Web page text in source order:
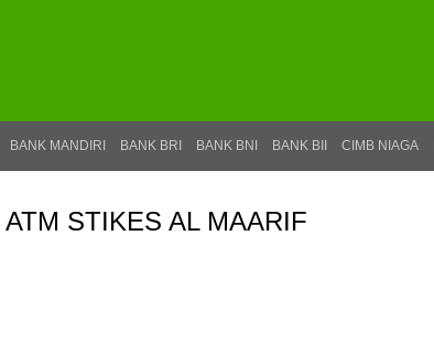
BANK MANDIRI BANK BRI BANK BNI BANK BII CIMB NIAGA
STIKES AL MAARIF